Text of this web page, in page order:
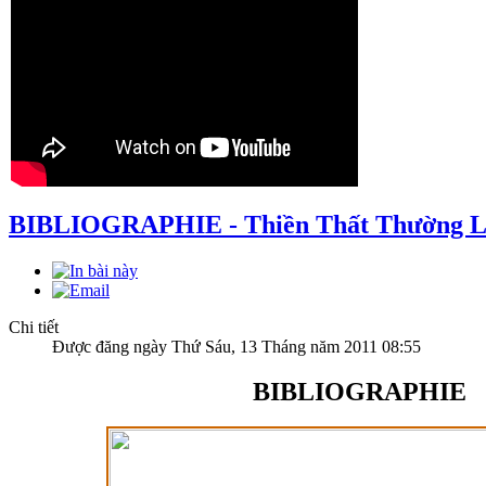
BIBLIOGRAPHIE - Thiền Thất Thường
Chi tiết
Được đăng ngày Thứ Sáu, 13 Tháng năm 2011 08:55
BIBLIOGRAPHIE